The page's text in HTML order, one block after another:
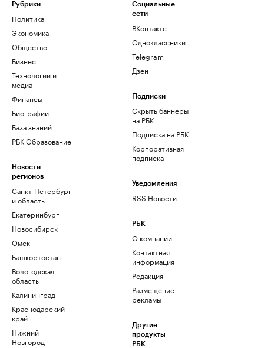
Рубрики
Политика
Экономика
Общество
Бизнес
Технологии и
медиа
Финансы
Биографии
База знаний
РБК Образование
Новости
регионов
Санкт-Петербург
и область
Екатеринбург
Новосибирск
Омск
Башкортостан
Вологодская
область
Калининград
Краснодарский
край
Нижний
Новгород
Социальные
сети
ВКонтакте
Одноклассники
Telegram
Дзен
Подписки
Скрыть баннеры
на РБК
Подписка на РБК
Корпоративная
подписка
Уведомления
RSS Новости
РБК
О компании
Контактная
информация
Редакция
Размещение
рекламы
Другие
продукты
РБК